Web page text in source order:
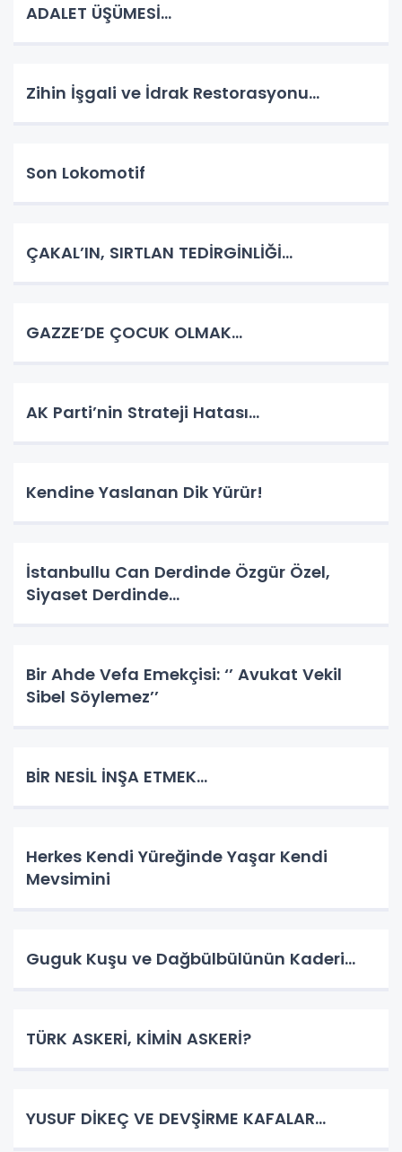
ADALET ÜŞÜMESİ…
Zihin İşgali ve İdrak Restorasyonu…
Son Lokomotif
ÇAKAL’IN, SIRTLAN TEDİRGİNLİĞİ…
GAZZE’DE ÇOCUK OLMAK…
AK Parti’nin Strateji Hatası…
Kendine Yaslanan Dik Yürür!
İstanbullu Can Derdinde Özgür Özel,
Siyaset Derdinde…
Bir Ahde Vefa Emekçisi: ‘’ Avukat Vekil
Sibel Söylemez’’
BİR NESİL İNŞA ETMEK…
Herkes Kendi Yüreğinde Yaşar Kendi
Mevsimini
Guguk Kuşu ve Dağbülbülünün Kaderi…
TÜRK ASKERİ, KİMİN ASKERİ?
YUSUF DİKEÇ VE DEVŞİRME KAFALAR…